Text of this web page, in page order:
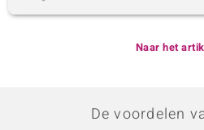
Naar het
De voordelen